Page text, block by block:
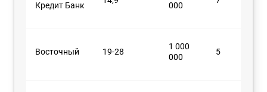
Кредит Банк 000
Восточный 19-28
1 000
000
5